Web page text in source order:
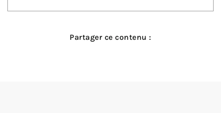
Partager ce contenu :